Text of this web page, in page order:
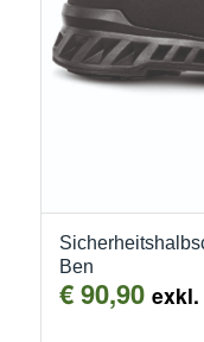
Ben
€90,90 exkl.